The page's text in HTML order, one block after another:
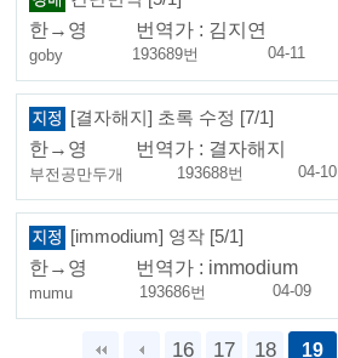
한→영
번역가 : 김지연
goby 193689번 04-11
[결자해지] 초록 수정 [7/1]
한→영
번역가 : 결자해지
부전공만두개 193688번 04-10
[immodium] 영작 [5/1]
한→영
번역가 : immodium
mumu 193686번 04-09
16 17 18 19